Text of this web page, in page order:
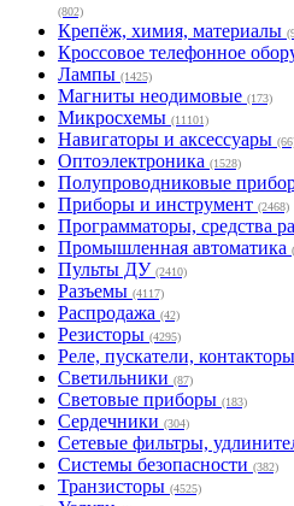
(802)
Крепёж, химия, материалы
Кроссовое телефонное
Лампы (1425)
Магниты неодимовые (173)
Микросхемы (11101)
Навигаторы и аксессуары
Оптоэлектроника (1528)
Полупроводниковые
Приборы и инструмент (2468)
Программаторы, средства
Промышленная автоматика
Пульты ДУ (2410)
Разъемы (4117)
Распродажа (42)
Резисторы (4295)
Реле, пускатели, контакторы
Светильники (87)
Световые приборы (183)
Сердечники (304)
Сетевые фильтры,
Системы безопасности (382)
Транзисторы (4525)